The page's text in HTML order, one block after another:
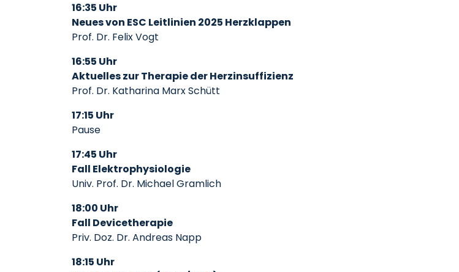
16:35 Uhr
Neues von ESC Leitlinien 2025 Herzklappen
Prof. Dr. Felix Vogt
16:55 Uhr
Aktuelles zur Therapie der Herzinsuffizienz
Prof. Dr. Katharina Marx Schütt
17:15 Uhr
Pause
17:45 Uhr
Fall Elektrophysiologie
Univ. Prof. Dr. Michael Gramlich
18:00 Uhr
Fall Devicetherapie
Priv. Doz. Dr. Andreas Napp
18:15 Uhr